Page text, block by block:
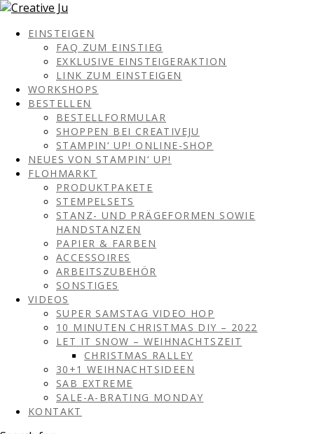
EINSTEIGEN
FAQ ZUM EINSTIEG
EXKLUSIVE EINSTEIGERAKTION
LINK ZUM EINSTEIGEN
WORKSHOPS
BESTELLEN
BESTELLFORMULAR
SHOPPEN BEI CREATIVEJU
STAMPIN‘ UP! ONLINE-SHOP
NEUES VON STAMPIN‘ UP!
FLOHMARKT
PRODUKTPAKETE
STEMPELSETS
STANZ- UND PRÄGEFORMEN SOWIE
HANDSTANZEN
PAPIER & FARBEN
ACCESSOIRES
ARBEITSZUBEHÖR
SONSTIGES
VIDEOS
SUPER SAMSTAG VIDEO HOP
10 MINUTEN CHRISTMAS DIY – 2022
LET IT SNOW – WEIHNACHTSZEIT
CHRISTMAS RALLEY
30+1 WEIHNACHTSIDEEN
SAB EXTREME
SALE-A-BRATING MONDAY
KONTAKT